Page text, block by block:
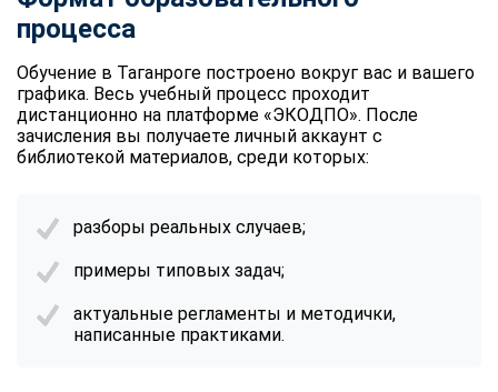
процесса
Обучение в Таганроге построено вокруг вас и вашего
графика. Весь учебный процесс проходит
дистанционно на платформе «ЭКОДПО». После
зачисления вы получаете личный аккаунт с
библиотекой материалов, среди которых:
разборы реальных случаев;
примеры типовых задач;
актуальные регламенты и методички,
написанные практиками.